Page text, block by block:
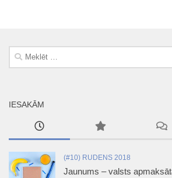
Meklēt:
IESAKĀM
(#10) RUDENS 2018
Jaunums – valsts